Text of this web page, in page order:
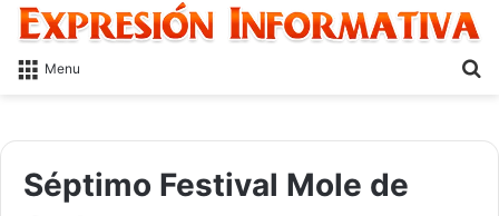
Menu
Séptimo Festival Mole de